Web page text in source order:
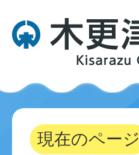
現在のページ